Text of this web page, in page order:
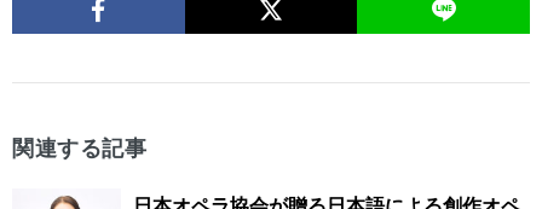
関連する記事